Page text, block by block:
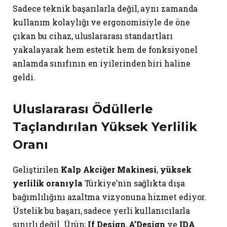
Sadece teknik başarılarla değil, aynı zamanda
kullanım kolaylığı ve ergonomisiyle de öne
çıkan bu cihaz, uluslararası standartları
yakalayarak hem estetik hem de fonksiyonel
anlamda sınıfının en iyilerinden biri haline
geldi.
Uluslararası Ödüllerle
Taçlandırılan Yüksek Yerlilik
Oranı
Geliştirilen Kalp Akciğer Makinesi, yüksek
yerlilik oranıyla Türkiye’nin sağlıkta dışa
bağımlılığını azaltma vizyonuna hizmet ediyor.
Üstelik bu başarı, sadece yerli kullanıcılarla
sınırlı değil. Ürün; If Design,A’Design ve IDA